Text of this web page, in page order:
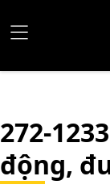
272-1233
động,